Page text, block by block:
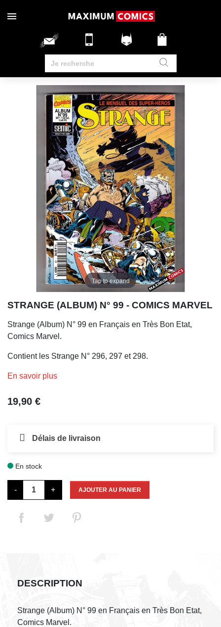
Tap to expand
STRANGE (ALBUM) N° 99 - COMICS MARVEL
Strange (Album) N° 99 en Français en Très Bon Etat,
Comics Marvel.
Contient les Strange N° 296, 297 et 298.
En savoir plus
19,90 €
Délais de livraison
En stock
- + AJOUTER AU PANIER
DESCRIPTION
Strange (Album) N° 99 en Français en Très Bon Etat,
Comics Marvel.